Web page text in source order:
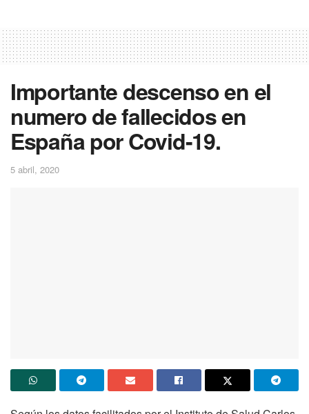
Importante descenso en el
numero de fallecidos en
España por Covid-19.
5 abril, 2020